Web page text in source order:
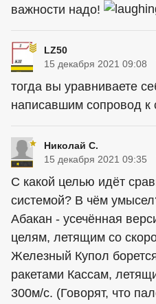
важности надо!
LZ50
15 декабря 2021 09:08
тогда вы уравниваете
написавшим сопровод к
Николай С.
15 декабря 2021 09:35
С какой целью идёт
системой? В чём
Абакан - усечённая
целям, летящим со
Железный Купол
ракетами Кассам,
300м/c. (Говорят, что